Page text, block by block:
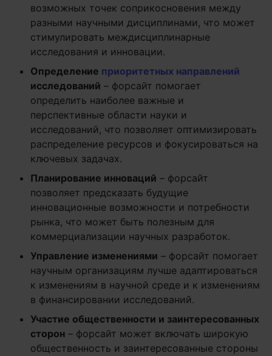
возможных точек соприкосновения между
разными научными дисциплинами, что может
стимулировать междисциплинарные
исследования и инновации.
Определение приоритетных направлений
исследований – форсайт помогает
определить наиболее важные и
перспективные области науки и
исследований, что позволяет оптимизировать
распределение ресурсов и фокусироваться на
ключевых задачах.
Планирование инноваций – форсайт
позволяет предсказать будущие
инновационные возможности и потребности
рынка, что может быть полезным для
коммерциализации научных разработок.
Управление изменениями – форсайт помогает
научным организациям лучше адаптироваться
к изменениям в научной среде и к изменениям
в финансировании исследований.
Участие общественности и заинтересованных
сторон – форсайт может включать широкую
общественность и заинтересованные стороны